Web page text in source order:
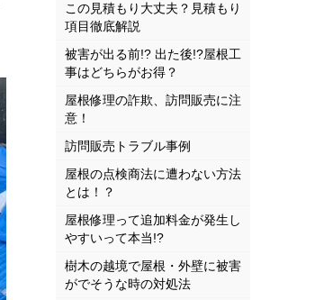
この見積もり大丈夫？見積もり
項目徹底解説
被害が出る前!? 出た後!?屋根工
事はどちらがお得？
屋根修理の詐欺、訪問販売に注
意！
訪問販売トラブル事例
屋根の点検商法に遭わない方法
とは！？
屋根修理って追加料金が発生し
やすいって本当!?
樹木の越境で屋根・外壁に被害
がでそうな時の対処法